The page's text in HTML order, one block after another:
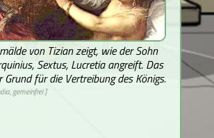
von Tizian zeigt, wie der Sohn
Sextus, Lucretia angreift. Das
Grund für die Vertreibung des Königs.
gemeinfrei ]